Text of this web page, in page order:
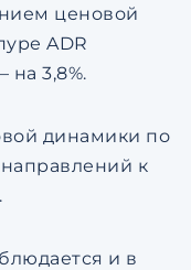
ценовой
ADR
на 3,8%.
динамики по
к
и в